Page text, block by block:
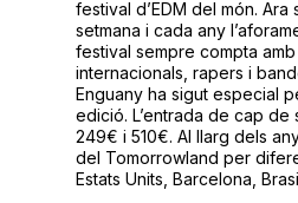
festival d’EDM del món.
setmana i cada any
festival sempre compta
internacionals, rapers i
Enguany ha sigut especial
edició. L’entrada de cap de
249€ i 510€. Al llarg dels
del Tomorrowland per
Estats Units, Barcelona,